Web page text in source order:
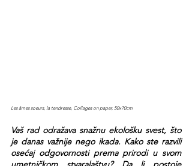
Les âmes soeurs, la tendresse, Collages on paper, 50x70cm
Vaš rad odražava snažnu ekološku svest, što
je danas važnije nego ikada. Kako ste razvili
osećaj odgovornosti prema prirodi u svom